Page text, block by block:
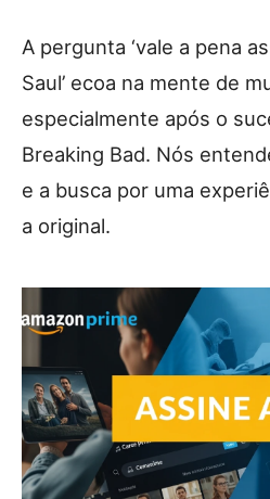
A pergunta ‘vale a pena
Saul’ ecoa na mente de
especialmente após o
Breaking Bad. Nós
e a busca por uma
a original.